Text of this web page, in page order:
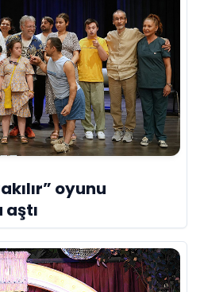
oyunu